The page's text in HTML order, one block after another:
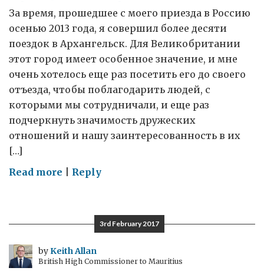
За время, прошедшее с моего приезда в Россию
осенью 2013 года, я совершил более десяти
поездок в Архангельск. Для Великобритании
этот город имеет особенное значение, и мне
очень хотелось еще раз посетить его до своего
отъезда, чтобы поблагодарить людей, с
которыми мы сотрудничали, и еще раз
подчеркнуть значимость дружеских
отношений и нашу заинтересованность в их
[…]
Read more on
Архангельском
Reply
3rd February 2017
byKeith Allan
British High Commissioner to Mauritius